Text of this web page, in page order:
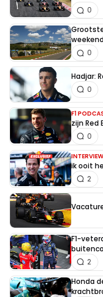
0
0
Hadjar:
0
F1
zijn Red
0
INTERVIEW
ik ooit
2
F1-
2
Honda